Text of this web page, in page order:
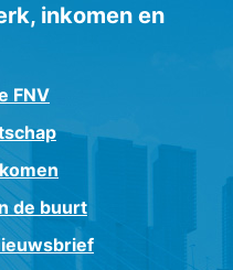
inkomen en
FNV
de buurt